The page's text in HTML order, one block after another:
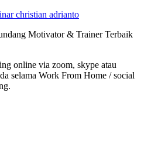
Motivator & Trainer Terbaik
online via zoom, skype atau
selama Work From Home / social